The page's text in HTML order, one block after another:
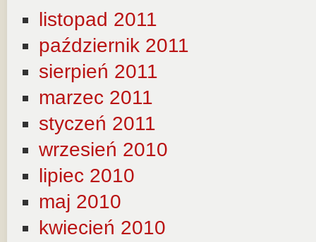
listopad 2011
październik 2011
sierpień 2011
marzec 2011
styczeń 2011
wrzesień 2010
lipiec 2010
maj 2010
kwiecień 2010